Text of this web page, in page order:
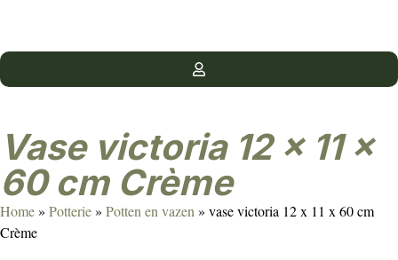
vase victoria 12 x 11 x
60 cm Crème
Home» Potterie» Potten en vazen » vase victoria 12 x 11 x 60 cm
Crème